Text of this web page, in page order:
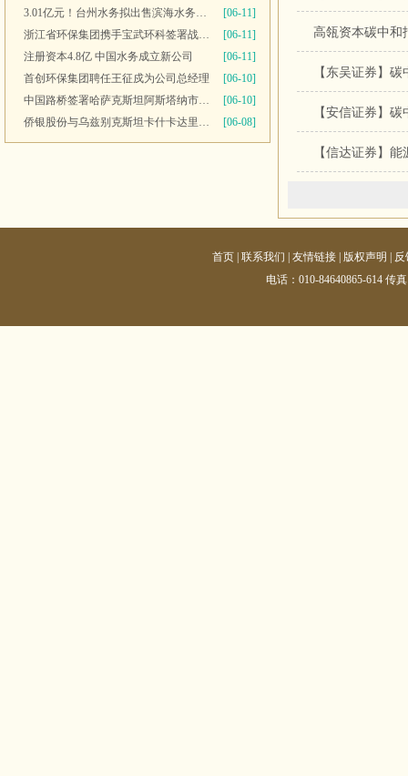
3.01亿元！台州水务拟出售滨海水务全部股权
[06-11]
浙江省环保集团携手宝武环科签署战略合作协议
[06-11]
注册资本4.8亿 中国水务成立新公司
[06-11]
首创环保集团聘任王征戍为公司总经理
[06-10]
中国路桥签署哈萨克斯坦阿斯塔纳市2号污水处理厂项目商务合同
[06-10]
侨银股份与乌兹别克斯坦卡什卡达里亚州签署合作备忘录
[06-08]
高瓴资本碳中和
【东吴证券】
【安信证券】
【信达证券】
首页 |联系我们 |友情链接 版权声明
反
电话：010-84640865-614 传